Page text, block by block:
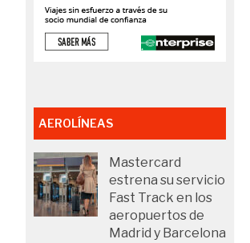
AEROLÍNEAS
Mastercard
estrena su servicio
Fast Track en los
aeropuertos de
Madrid y Barcelona